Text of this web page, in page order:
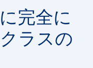
完全に
ラスの